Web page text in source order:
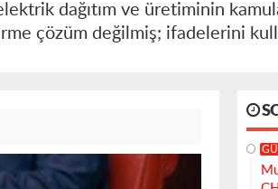
dağıtım ve üretiminin
çözüm değilmiş; ifadelerini